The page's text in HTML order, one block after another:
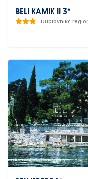
BELI KAMIK II 3*
Dubrovniko